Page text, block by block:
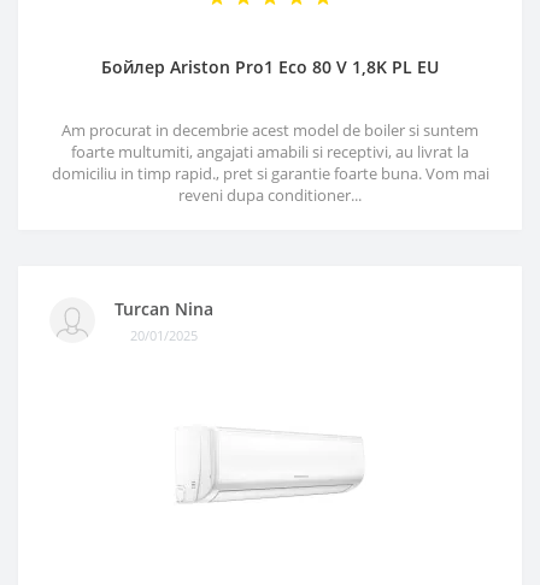
Бойлер Ariston Pro1 Eco 80 V 1,8K PL EU
Am procurat in decembrie acest model de boiler si suntem
foarte multumiti, angajati amabili si receptivi, au livrat la
domiciliu in timp rapid., pret si garantie foarte buna. Vom mai
reveni dupa conditioner...
Turcan Nina
20/01/2025